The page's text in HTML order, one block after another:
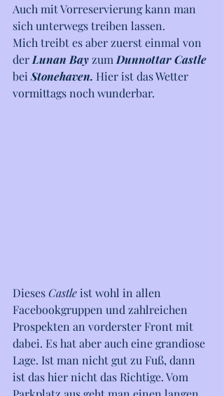
Auch mit Vorreservierung kann man
sich unterwegs treiben lassen.
Mich treibt es aber zuerst einmal von
der Lunan Bay zum Dunnottar Castle
bei Stonehaven. Hier ist das Wetter
vormittags noch wunderbar.
Dieses Castle ist wohl in allen
Facebookgruppen und zahlreichen
Prospekten an vorderster Front mit
dabei. Es hat aber auch eine grandiose
Lage. Ist man nicht gut zu Fuß, dann
ist das hier nicht das Richtige. Vom